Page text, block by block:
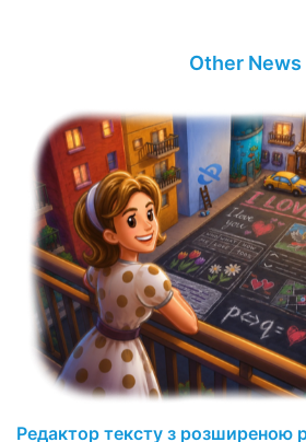
Other News
Редактор тексту з розширеною